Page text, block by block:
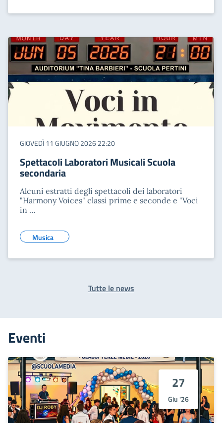
GIOVEDÌ 11 GIUGNO 2026 22:20
Spettacoli Laboratori Musicali Scuola
secondaria
Alcuni estratti degli spettacoli dei laboratori
"Harmony Voices" classi prime e seconde e "Voci
in …
Musica
Tutte le news
Eventi
27
Giu '26